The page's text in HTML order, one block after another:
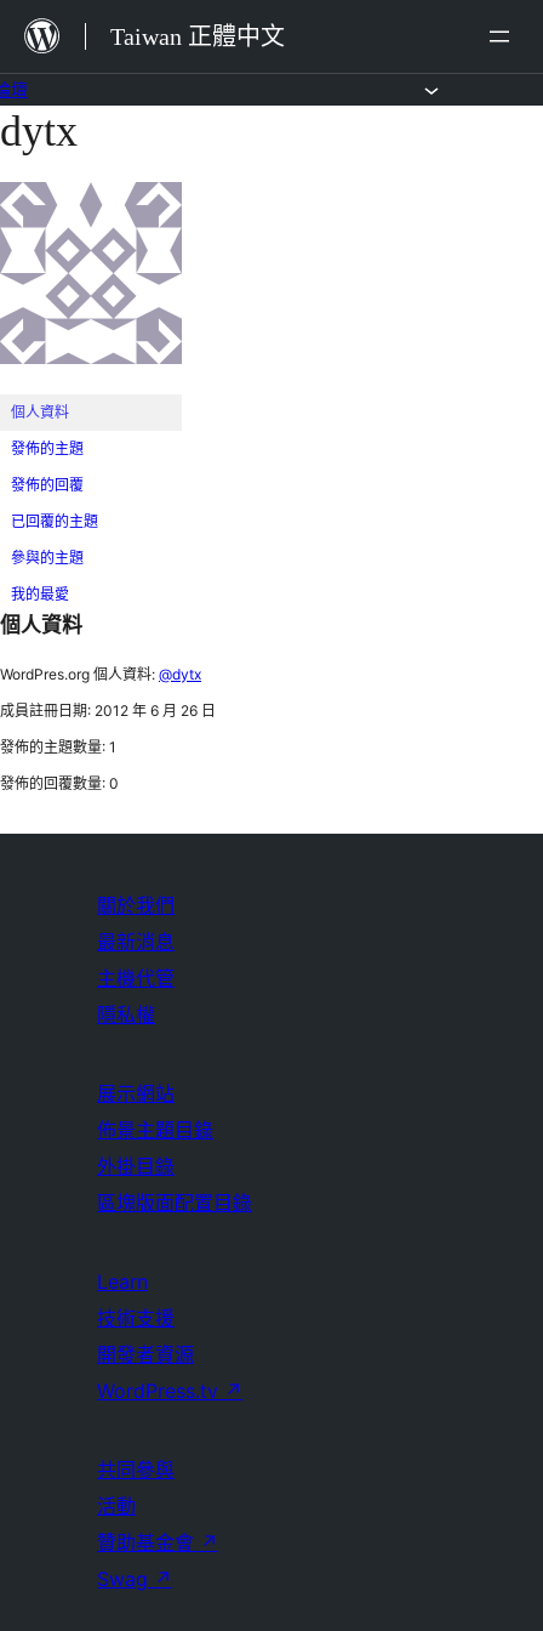
主
要
容
Taiwan 正體中文
壇
跳
主
要
內
容
dytx
個人資料
發佈的主題
發佈的回覆
已回覆的主題
參與的主題
我的最愛
個人資料
WordPres.org 個人資料: @dytx
成員註冊日期: 2012 年 6 月 26 日
發佈的主題數量: 1
發佈的回覆數量: 0
關於我們
最新消息
主機代管
隱私權
展示網站
佈景主題目錄
外掛目錄
區塊版面配置目錄
Learn
技術支援
開發者資源
WordPress.tv ↗
共同參與
活動
贊助基金會 ↗
Swag ↗